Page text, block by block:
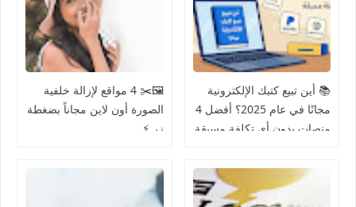
📚 أين تبيع كتبك الإلكترونية
مجانًا في عام 2025؟ أفضل 4
منصات بدون أي تكلفة مسبقة
🖼️✂️ 4 مواقع لإزالة خلفية
الصورة أون لاين مجاناً بضغطة
زر ⚡️